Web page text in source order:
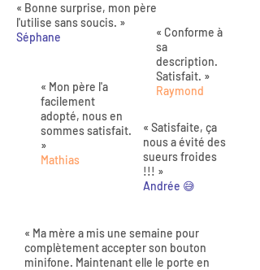
« Bonne surprise, mon père
l'utilise sans soucis. »
Séphane
« Mon père l'a
facilement
adopté, nous en
sommes satisfait.
»
Mathias
« Conforme à
sa
description.
Satisfait. »
Raymond
« Satisfaite, ça
nous a évité des
sueurs froides
!!! »
Andrée 😅
« Ma mère a mis une semaine pour
complètement accepter son bouton
minifone. Maintenant elle le porte en